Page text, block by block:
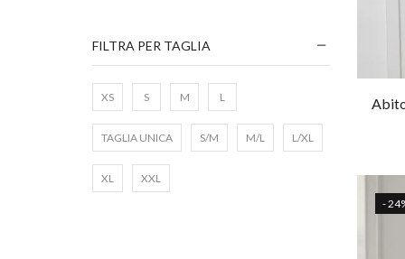
-
FILTRA PER TAGLIA
XS S M L
TAGLIA UNICA S/M M/L L/XL
XL XXL